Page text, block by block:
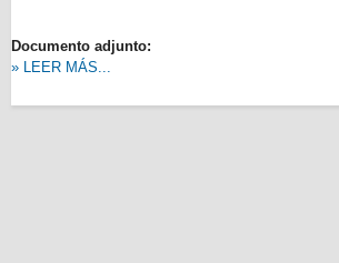
Documento adjunto:
» LEER MÁS...